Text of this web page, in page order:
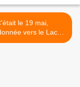
le 19 mai,
vers le Lac
Blanc et le Lac Noir >